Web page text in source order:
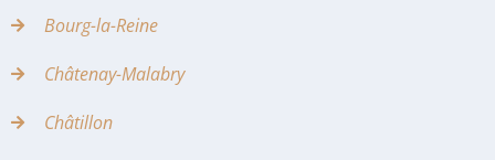
Bourg-la-Reine
Châtenay-Malabry
Châtillon